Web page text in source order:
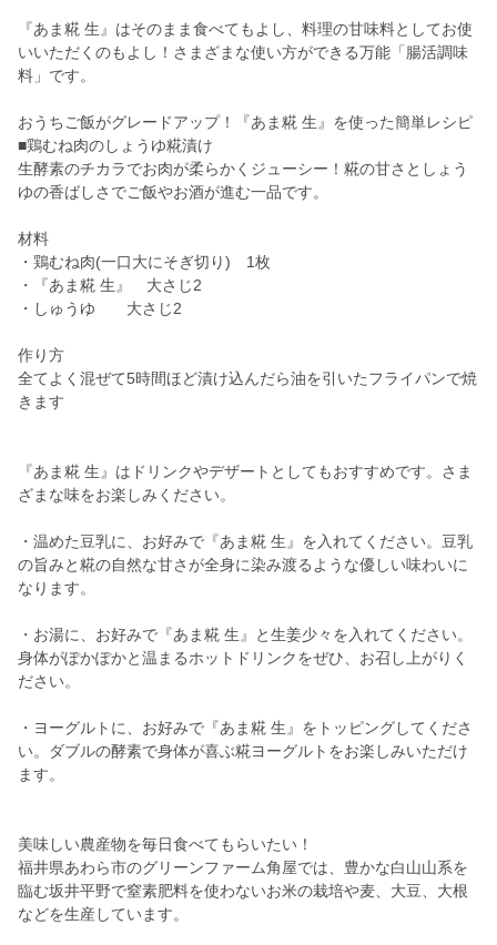
『あま糀 生』はそのまま食べてもよし、料理の甘味料としてお使
いいただくのもよし！さまざまな使い方ができる万能「腸活調味
料」です。
おうちご飯がグレードアップ！『あま糀 生』を使った簡単レシピ
■鶏むね肉のしょうゆ糀漬け
生酵素のチカラでお肉が柔らかくジューシー！糀の甘さとしょう
ゆの香ばしさでご飯やお酒が進む一品です。
材料
・鶏むね肉(一口大にそぎ切り) 1枚
・『あま糀 生』 大さじ2
・しゅうゆ 大さじ2
作り方
全てよく混ぜて5時間ほど漬け込んだら油を引いたフライパンで焼
きます
『あま糀 生』はドリンクやデザートとしてもおすすめです。さま
ざまな味をお楽しみください。
・温めた豆乳に、お好みで『あま糀 生』を入れてください。豆乳
の旨みと糀の自然な甘さが全身に染み渡るような優しい味わいに
なります。
・お湯に、お好みで『あま糀 生』と生姜少々を入れてください。
身体がぽかぽかと温まるホットドリンクをぜひ、お召し上がりく
ださい。
・ヨーグルトに、お好みで『あま糀 生』をトッピングしてくださ
い。ダブルの酵素で身体が喜ぶ糀ヨーグルトをお楽しみいただけ
ます。
美味しい農産物を毎日食べてもらいたい！
福井県あわら市のグリーンファーム角屋では、豊かな白山山系を
臨む坂井平野で窒素肥料を使わないお米の栽培や麦、大豆、大根
などを生産しています。